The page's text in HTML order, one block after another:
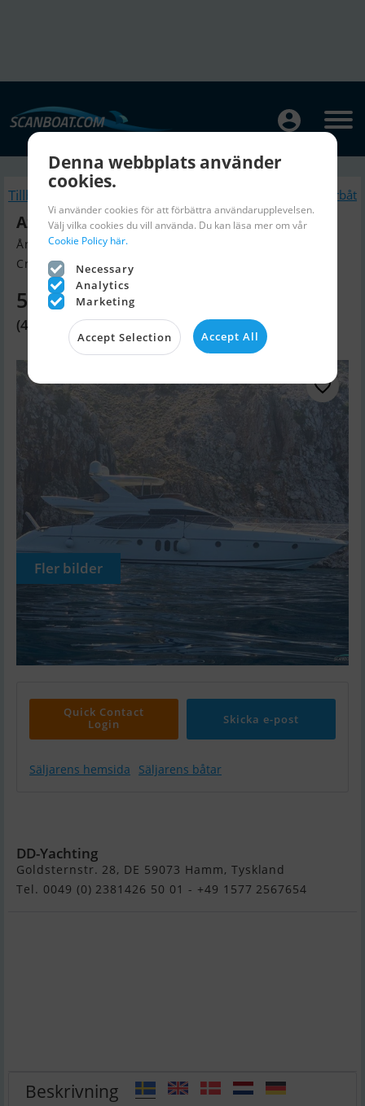
Tillbaka Liknande Motorbåt
Azimut 62 Fly Hardtop
Årsmodell 2005, Motorbåt till salu
Croatia, Kroatien
5 071 630 SEK
(470 000 EUR)
Fler bilder
Quick Contact
Login
Skicka e-post
Säljarens hemsida Säljarens båtar
DD-Yachting
Goldsternstr. 28, DE 59073 Hamm, Tyskland
Tel. 0049 (0) 2381426 50 01 - +49 1577 2567654
Beskrivning
Denna webbplats använder
cookies.
Vi använder cookies för att förbättra användarupplevelsen.
Välj vilka cookies du vill använda. Du kan läsa mer om vår
Cookie Policy här.
Necessary
Analytics
Marketing
Accept Selection Accept All